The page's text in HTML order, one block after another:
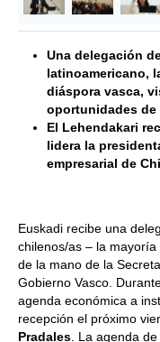
Una delegación
latinoamericano,
diáspora vasca,
oportunidades de
El Lehendakari
lidera la
empresarial de
Euskadi recibe una
chilenos/as – la
de la mano de la
Gobierno Vasco.
agenda económica a
recepción el próximo
Pradales . La agenda